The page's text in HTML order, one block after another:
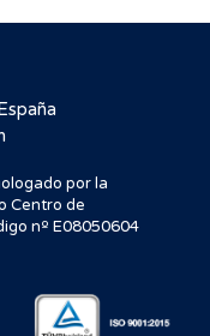
por la
Centro de
nº E08050604